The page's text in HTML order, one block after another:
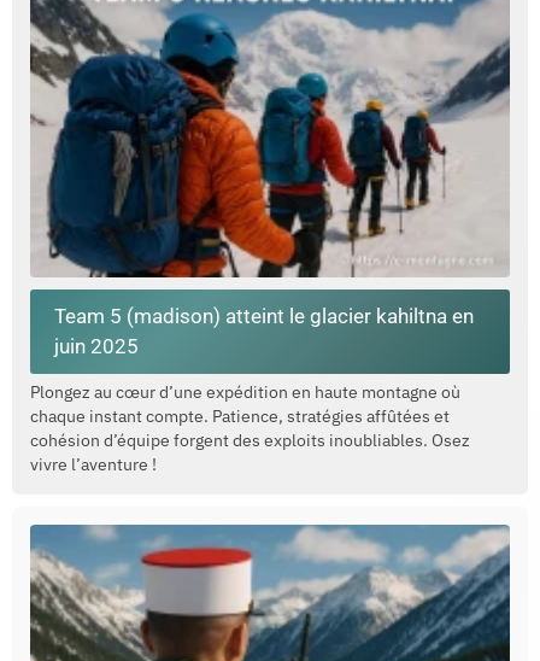
Team 5 (madison) atteint le glacier kahiltna en
juin 2025
Plongez au cœur d’une expédition en haute montagne où
chaque instant compte. Patience, stratégies affûtées et
cohésion d’équipe forgent des exploits inoubliables. Osez
vivre l’aventure !